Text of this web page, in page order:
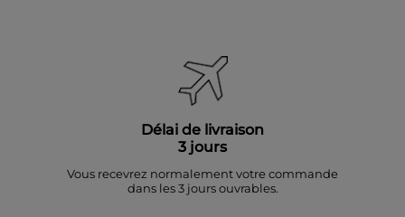
Délai de livraison
3 jours
Vous recevrez normalement votre commande
dans les 3 jours ouvrables.